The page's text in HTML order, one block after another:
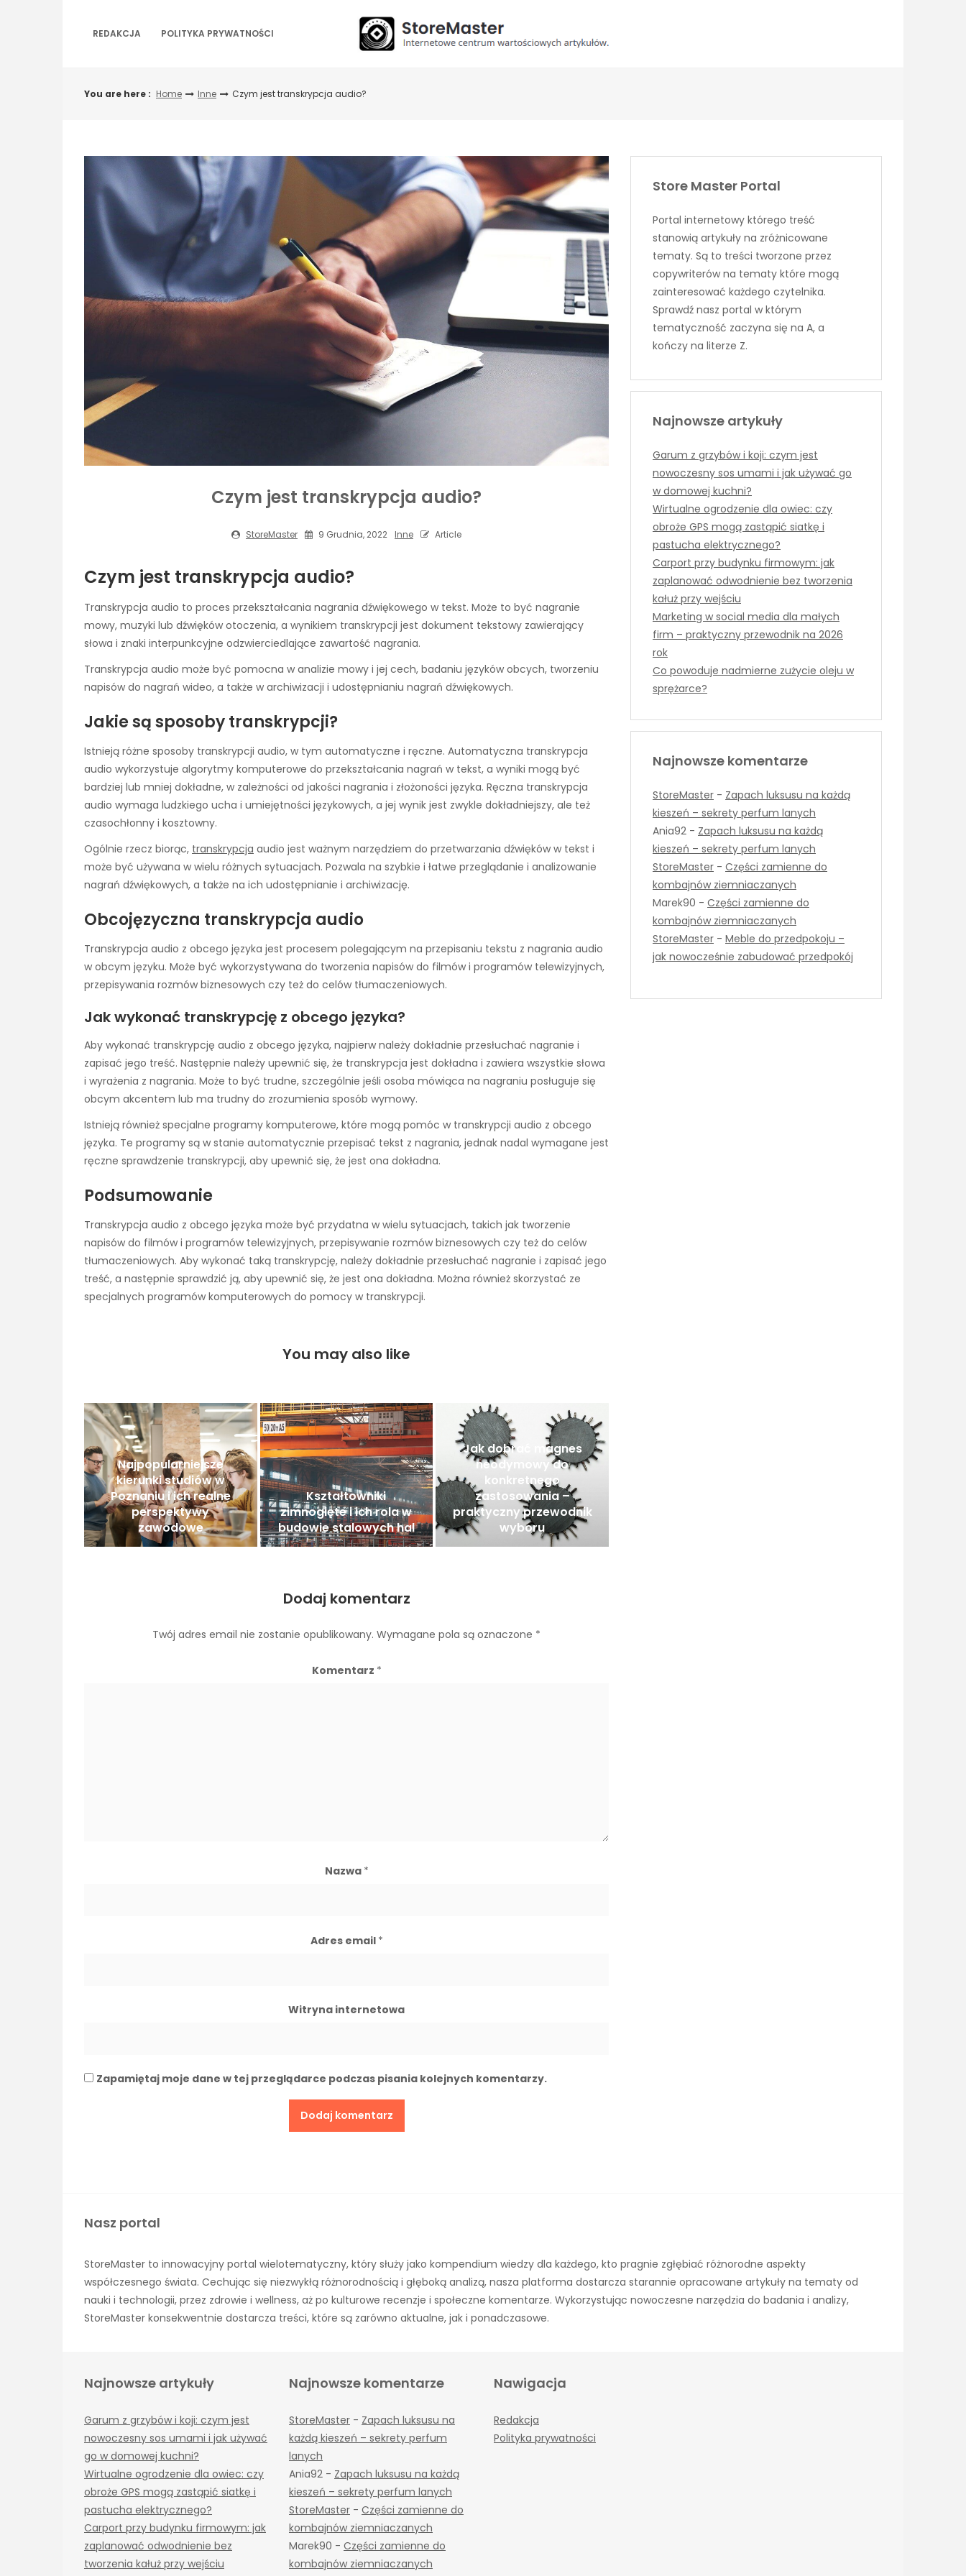
REDAKCJA POLITYKA PRYWATNOŚCI
You are here : Home Inne Czym jest transkrypcja audio?
Czym jest transkrypcja audio?
StoreMaster 9 Grudnia, 2022 Inne Article
Czym jest transkrypcja audio?
Transkrypcja audio to proces przekształcania nagrania dźwiękowego w tekst. Może to być nagranie
mowy, muzyki lub dźwięków otoczenia, a wynikiem transkrypcji jest dokument tekstowy zawierający
słowa i znaki interpunkcyjne odzwierciedlające zawartość nagrania.
Transkrypcja audio może być pomocna w analizie mowy i jej cech, badaniu języków obcych, tworzeniu
napisów do nagrań wideo, a także w archiwizacji i udostępnianiu nagrań dźwiękowych.
Jakie są sposoby transkrypcji?
Istnieją różne sposoby transkrypcji audio, w tym automatyczne i ręczne. Automatyczna transkrypcja
audio wykorzystuje algorytmy komputerowe do przekształcania nagrań w tekst, a wyniki mogą być
bardziej lub mniej dokładne, w zależności od jakości nagrania i złożoności języka. Ręczna transkrypcja
audio wymaga ludzkiego ucha i umiejętności językowych, a jej wynik jest zwykle dokładniejszy, ale też
czasochłonny i kosztowny.
Ogólnie rzecz biorąc, transkrypcja audio jest ważnym narzędziem do przetwarzania dźwięków w tekst i
może być używana w wielu różnych sytuacjach. Pozwala na szybkie i łatwe przeglądanie i analizowanie
nagrań dźwiękowych, a także na ich udostępnianie i archiwizację.
Obcojęzyczna transkrypcja audio
Transkrypcja audio z obcego języka jest procesem polegającym na przepisaniu tekstu z nagrania audio
w obcym języku. Może być wykorzystywana do tworzenia napisów do filmów i programów telewizyjnych,
przepisywania rozmów biznesowych czy też do celów tłumaczeniowych.
Jak wykonać transkrypcję z obcego języka?
Aby wykonać transkrypcję audio z obcego języka, najpierw należy dokładnie przesłuchać nagranie i
zapisać jego treść. Następnie należy upewnić się, że transkrypcja jest dokładna i zawiera wszystkie słowa
i wyrażenia z nagrania. Może to być trudne, szczególnie jeśli osoba mówiąca na nagraniu posługuje się
obcym akcentem lub ma trudny do zrozumienia sposób wymowy.
Istnieją również specjalne programy komputerowe, które mogą pomóc w transkrypcji audio z obcego
języka. Te programy są w stanie automatycznie przepisać tekst z nagrania, jednak nadal wymagane jest
ręczne sprawdzenie transkrypcji, aby upewnić się, że jest ona dokładna.
Podsumowanie
Transkrypcja audio z obcego języka może być przydatna w wielu sytuacjach, takich jak tworzenie
napisów do filmów i programów telewizyjnych, przepisywanie rozmów biznesowych czy też do celów
tłumaczeniowych. Aby wykonać taką transkrypcję, należy dokładnie przesłuchać nagranie i zapisać jego
treść, a następnie sprawdzić ją, aby upewnić się, że jest ona dokładna. Można również skorzystać ze
specjalnych programów komputerowych do pomocy w transkrypcji.
You may also like
Najpopularniejsze
kierunki studiów w
Poznaniu i ich realne
perspektywy
zawodowe
Kształtowniki
zimnogięte i ich rola w
budowie stalowych hal
Jak dobrać magnes
neodymowy do
konkretnego
zastosowania –
praktyczny przewodnik
wyboru
Dodaj komentarz
Twój adres email nie zostanie opublikowany. Wymagane pola są oznaczone *
Komentarz *
Nazwa *
Adres email *
Witryna internetowa
Zapamiętaj moje dane w tej przeglądarce podczas pisania kolejnych komentarzy.
Store Master Portal
Portal internetowy którego treść
stanowią artykuły na zróżnicowane
tematy. Są to treści tworzone przez
copywriterów na tematy które mogą
zainteresować każdego czytelnika.
Sprawdź nasz portal w którym
tematyczność zaczyna się na A, a
kończy na literze Z.
Najnowsze artykuły
Garum z grzybów i koji: czym jest
nowoczesny sos umami i jak używać go
w domowej kuchni?
Wirtualne ogrodzenie dla owiec: czy
obroże GPS mogą zastąpić siatkę i
pastucha elektrycznego?
Carport przy budynku firmowym: jak
zaplanować odwodnienie bez tworzenia
kałuż przy wejściu
Marketing w social media dla małych
firm – praktyczny przewodnik na 2026
rok
Co powoduje nadmierne zużycie oleju w
sprężarce?
Najnowsze komentarze
StoreMaster - Zapach luksusu na każdą
kieszeń – sekrety perfum lanych
Ania92 - Zapach luksusu na każdą
kieszeń – sekrety perfum lanych
StoreMaster - Części zamienne do
kombajnów ziemniaczanych
Marek90 - Części zamienne do
kombajnów ziemniaczanych
StoreMaster - Meble do przedpokoju –
jak nowocześnie zabudować przedpokój
Nasz portal
StoreMaster to innowacyjny portal wielotematyczny, który służy jako kompendium wiedzy dla każdego, kto pragnie zgłębiać różnorodne aspekty
współczesnego świata. Cechując się niezwykłą różnorodnością i głęboką analizą, nasza platforma dostarcza starannie opracowane artykuły na tematy od
nauki i technologii, przez zdrowie i wellness, aż po kulturowe recenzje i społeczne komentarze. Wykorzystując nowoczesne narzędzia do badania i analizy,
StoreMaster konsekwentnie dostarcza treści, które są zarówno aktualne, jak i ponadczasowe.
Najnowsze artykuły
Garum z grzybów i koji: czym jest
nowoczesny sos umami i jak używać
go w domowej kuchni?
Wirtualne ogrodzenie dla owiec: czy
obroże GPS mogą zastąpić siatkę i
pastucha elektrycznego?
Carport przy budynku firmowym: jak
zaplanować odwodnienie bez
tworzenia kałuż przy wejściu
Najnowsze komentarze
StoreMaster - Zapach luksusu na
każdą kieszeń – sekrety perfum
lanych
Ania92 - Zapach luksusu na każdą
kieszeń – sekrety perfum lanych
StoreMaster - Części zamienne do
kombajnów ziemniaczanych
Marek90 - Części zamienne do
kombajnów ziemniaczanych
Nawigacja
Redakcja
Polityka prywatności